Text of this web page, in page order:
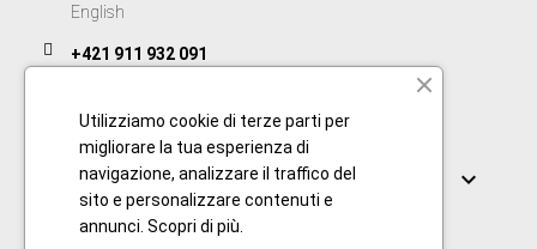
English
+421 911 932 091
Collegamenti 
Utilizziamo cookie di terze parti per
migliorare la tua esperienza di
navigazione, analizzare il traffico del
sito e personalizzare contenuti e
annunci. Scopri di più